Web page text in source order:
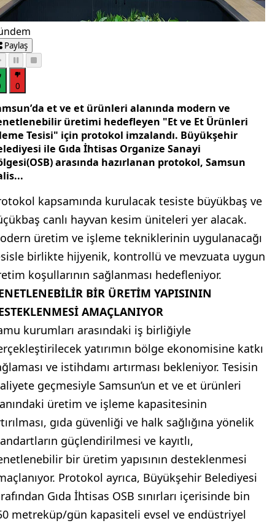
Paylaş
0
et ve et ürünleri alanında modern ve
üretimi hedefleyen "Et ve Et Ürünleri
Tesisi" için protokol imzalandı. Büyükşehir
ile Gıda İhtisas Organize Sanayi
arasında hazırlanan protokol, Samsun
kapsamında kurulacak tesiste büyükbaş ve
canlı hayvan kesim üniteleri yer alacak.
üretim ve işleme tekniklerinin uygulanacağı
birlikte hijyenik, kontrollü ve mevzuata uygun
koşullarının sağlanması hedefleniyor.
BİR ÜRETİM YAPISININ
AMAÇLANIYOR
kurumları arasındaki iş birliğiyle
yatırımın bölge ekonomisine katkı
ve istihdamı artırması bekleniyor. Tesisin
geçmesiyle Samsun’un et ve et ürünleri
üretim ve işleme kapasitesinin
gıda güvenliği ve halk sağlığına yönelik
güçlendirilmesi ve kayıtlı,
bir üretim yapısının desteklenmesi
Protokol ayrıca, Büyükşehir Belediyesi
Gıda İhtisas OSB sınırları içerisinde bin
metreküp/gün kapasiteli evsel ve endüstriyel